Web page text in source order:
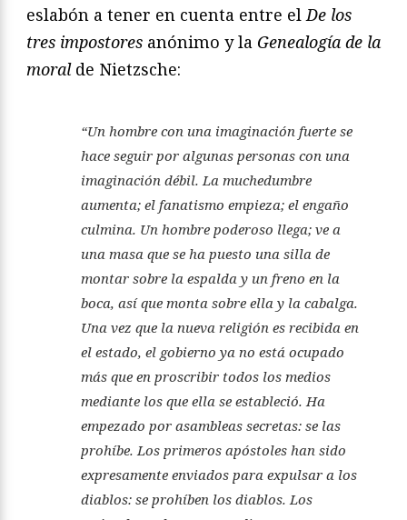
eslabón a tener en cuenta entre elDe los
tres impostores anónimo y la Genealogía de la
moral de Nietzsche:
“Un hombre con una imaginación fuerte se
hace seguir por algunas personas con una
imaginación débil. La muchedumbre
aumenta; el fanatismo empieza; el engaño
culmina. Un hombre poderoso llega; ve a
una masa que se ha puesto una silla de
montar sobre la espalda y un freno en la
boca, así que monta sobre ella y la cabalga.
Una vez que la nueva religión es recibida en
el estado, el gobierno ya no está ocupado
más que en proscribir todos los medios
mediante los que ella se estableció. Ha
empezado por asambleas secretas: se las
prohíbe. Los primeros apóstoles han sido
expresamente enviados para expulsar a los
diablos: se prohíben los diablos. Los